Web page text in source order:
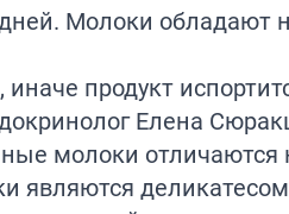
Молоки обладают
продукт
Елена
молоки
являются